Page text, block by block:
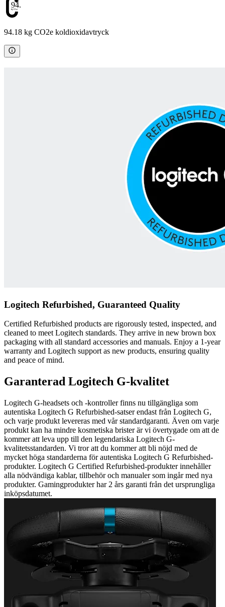
94.18
94.18 kg CO2e koldioxidavtryck
Logitech Refurbished, Guaranteed Quality
Certified Refurbished products are rigorously tested, inspected, and
cleaned to meet Logitech standards. They arrive in new brown box
packaging with all standard accessories and manuals. Enjoy a 1-year
warranty and Logitech support as new products, ensuring quality
and peace of mind.
Garanterad Logitech G-kvalitet
Logitech G-headsets och -kontroller finns nu tillgängliga som
autentiska Logitech G Refurbished-satser endast från Logitech G,
och varje produkt levereras med vår standardgaranti. Även om varje
produkt kan ha mindre kosmetiska brister är vi övertygade om att de
kommer att leva upp till den legendariska Logitech G-
kvalitetsstandarden. Vi tror att du kommer att bli nöjd med de
mycket höga standarderna för autentiska Logitech G Refurbished-
produkter. Logitech G Certified Refurbished-produkter innehåller
alla nödvändiga kablar, tillbehör och manualer som ingår med nya
produkter. Gamingprodukter har 2 års garanti från det ursprungliga
inköpsdatumet.